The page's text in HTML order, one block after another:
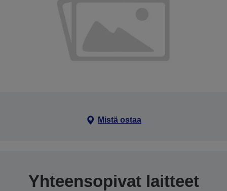
Mistä ostaa
Yhteensopivat laitteet